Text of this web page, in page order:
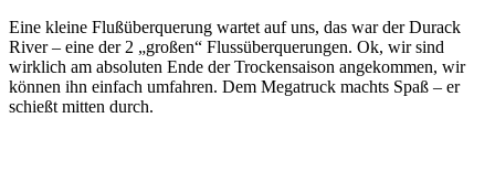
Eine kleine Flußüberquerung wartet auf uns, das war der Durack
River – eine der 2 „großen“ Flussüberquerungen. Ok, wir sind
wirklich am absoluten Ende der Trockensaison angekommen, wir
können ihn einfach umfahren. Dem Megatruck machts Spaß – er
schießt mitten durch.